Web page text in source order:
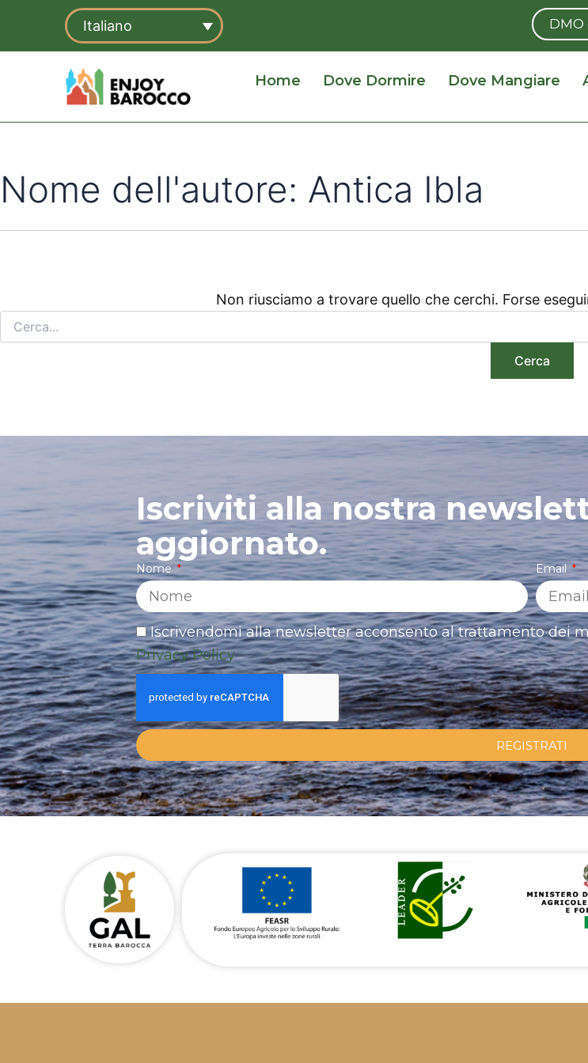
contenuto
Italiano
Home Dove Dormire Dove Mangiare
Nome dell'autore: Antica Ibla
Non riusciamo a trovare quello che cerchi. Forse
Iscriviti alla nostra
aggiornato.
Nome Email
Iscrivendomi alla newsletter acconsento al trattamento dei
Privacy Policy
REGISTRATI